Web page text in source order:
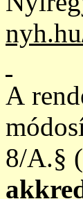
A
8/A.§